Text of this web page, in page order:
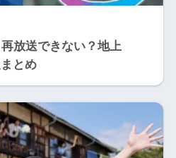
放送できない？地上
とめ